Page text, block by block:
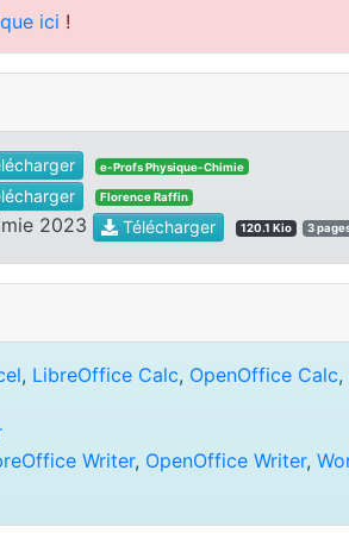
ici !
e-Profs Physique-Chimie
Florence Raffin
2023 Télécharger 120.1 Kio 3
, LibreOffice Calc, OpenOffice Calc,
Writer, OpenOffice Writer,